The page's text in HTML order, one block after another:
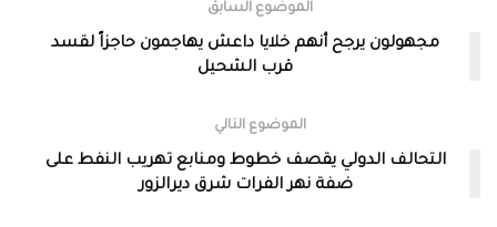
الموضوع السابق
مجهولون يرجح أنهم خلايا داعش يهاجمون حاجزاً لقسد
قرب الشحيل
الموضوع التالي
التحالف الدولي يقصف خطوط ومنابع تهريب النفط على
ضفة نهر الفرات شرق ديرالزور